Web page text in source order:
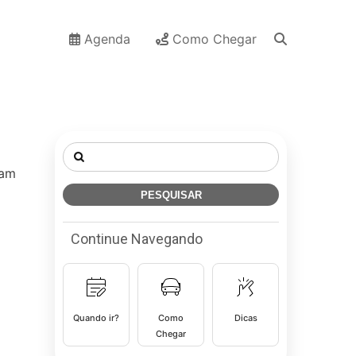
Agenda Como Chegar
Pesquisar
por:
Continue Navegando
Quando ir?
Como
Chegar
Dicas